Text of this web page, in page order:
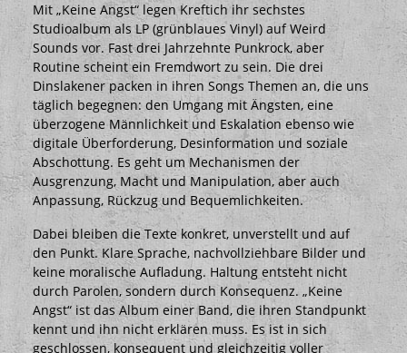
Mit „Keine Angst“ legen Kreftich ihr sechstes
Studioalbum als LP (grünblaues Vinyl) auf Weird
Sounds vor. Fast drei Jahrzehnte Punkrock, aber
Routine scheint ein Fremdwort zu sein. Die drei
Dinslakener packen in ihren Songs Themen an, die uns
täglich begegnen: den Umgang mit Ängsten, eine
überzogene Männlichkeit und Eskalation ebenso wie
digitale Überforderung, Desinformation und soziale
Abschottung. Es geht um Mechanismen der
Ausgrenzung, Macht und Manipulation, aber auch
Anpassung, Rückzug und Bequemlichkeiten.
Dabei bleiben die Texte konkret, unverstellt und auf
den Punkt. Klare Sprache, nachvollziehbare Bilder und
keine moralische Aufladung. Haltung entsteht nicht
durch Parolen, sondern durch Konsequenz. „Keine
Angst“ ist das Album einer Band, die ihren Standpunkt
kennt und ihn nicht erklären muss. Es ist in sich
geschlossen, konsequent und gleichzeitig voller